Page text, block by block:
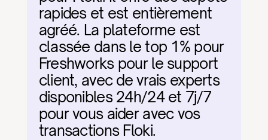
rapides et est entièrement
agréé. La plateforme est
classée dans le top 1% pour
Freshworks pour le support
client, avec de vrais experts
disponibles 24h/24 et 7j/7
pour vous aider avec vos
transactions Floki.